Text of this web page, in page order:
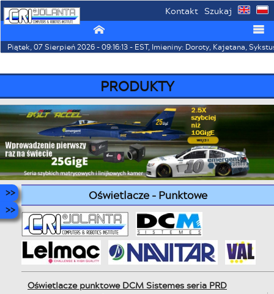
Kontakt Szukaj
⌂ ☰
Piątek, 07 Sierpień 2026 - 09:16:13 - EST, Imieniny: Doroty, Kajetana,
PRODUKTY
Oświetlacze - Punktowe
Oświetlacze punktowe DCM Sistemes seria PRD